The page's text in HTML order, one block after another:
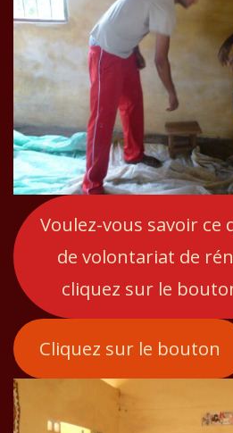
Voulez-vous savoir ce
de volontariat de
cliquez sur le
Cliquez sur le bouton